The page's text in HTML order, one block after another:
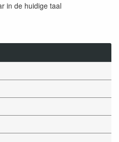
in de huidige taal